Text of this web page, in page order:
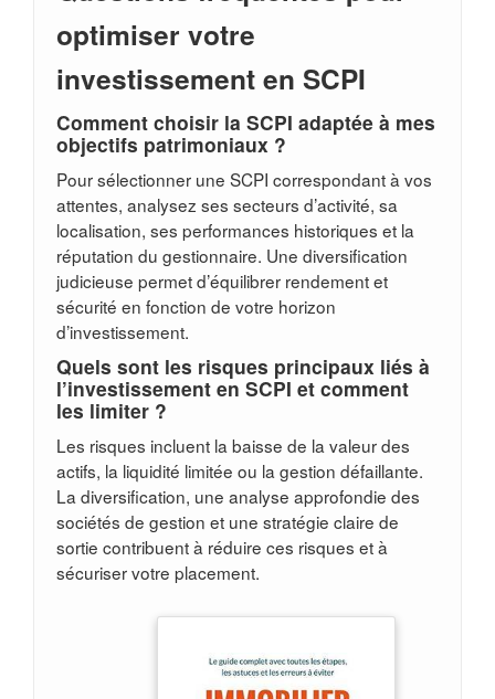
optimiser votre
investissement en SCPI
Comment choisir la SCPI adaptée à mes
objectifs patrimoniaux ?
Pour sélectionner une SCPI correspondant à vos
attentes, analysez ses secteurs d’activité, sa
localisation, ses performances historiques et la
réputation du gestionnaire. Une diversification
judicieuse permet d’équilibrer rendement et
sécurité en fonction de votre horizon
d’investissement.
Quels sont les risques principaux liés à
l’investissement en SCPI et comment
les limiter ?
Les risques incluent la baisse de la valeur des
actifs, la liquidité limitée ou la gestion défaillante.
La diversification, une analyse approfondie des
sociétés de gestion et une stratégie claire de
sortie contribuent à réduire ces risques et à
sécuriser votre placement.